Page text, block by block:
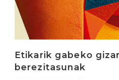
Etikarik gabeko
berezitasunak